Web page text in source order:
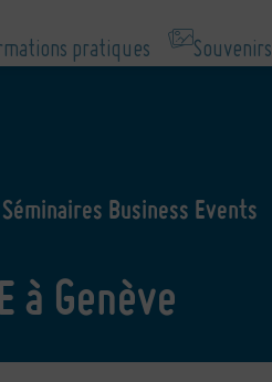
pratiques Souvenirs
Business Events
à Genève